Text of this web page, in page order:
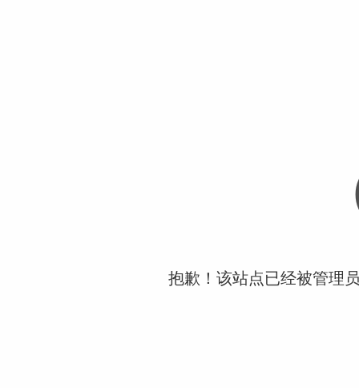
抱歉！该站点已经被管理